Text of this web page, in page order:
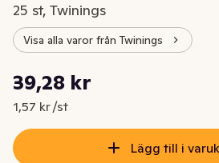
25 st, Twinings
Visa alla varor från Twinings
Nuvarande pris är: 39,28 kr
39,28 kr
1,57 kr /st
Styckpris: 1,57 kr /st
Lägg till i